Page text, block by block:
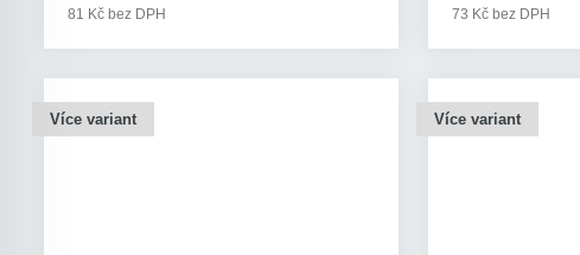
81 Kč bez DPH
73 Kč bez DPH
Více variant Více variant